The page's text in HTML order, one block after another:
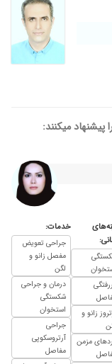
پیشنهاد میکنند:
زانو و
مزمن
خدمات:
جراحی تعویض
مفصل زانو و
لگن
درمان و جراحی
شکستگی
استخوان
جراحی
آرتروسکوپی
مفاصل